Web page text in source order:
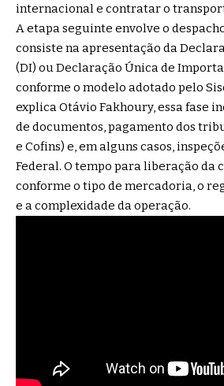
internacional e contratar o
A etapa seguinte envolve o
consiste na apresentação da
(DI) ou Declaração Única de
conforme o modelo adotado pelo
explica Otávio Fakhoury, essa fase
de documentos, pagamento dos
e Cofins) e, em alguns casos,
Federal. O tempo para liberação da
conforme o tipo de mercadoria, o
e a complexidade da operação.